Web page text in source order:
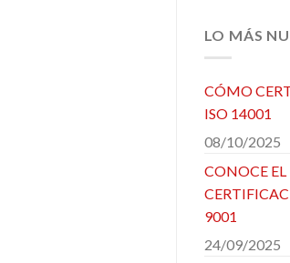
LO MÁS
CÓMO
ISO 14001
08/10/2025
CONOCE EL
9001
24/09/2025